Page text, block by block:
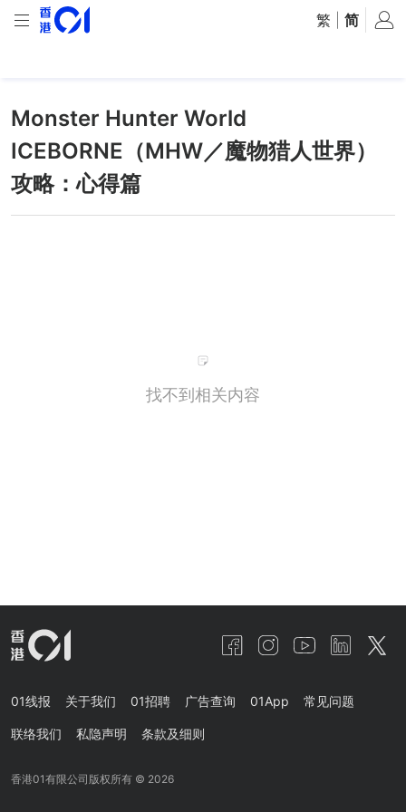
繁 简
Monster Hunter World
ICEBORNE（MHW／魔物猎人世界）
攻略：心得篇
找不到相关内容
01线报 关于我们 01招聘 广告查询 01App 常见问题
联络我们 私隐声明 条款及细则
香港01有限公司版权所有 © 2026